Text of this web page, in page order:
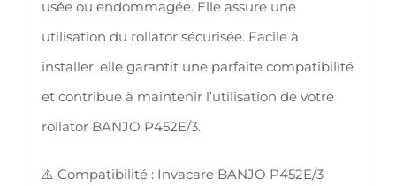
usée ou endommagée. Elle assure une
utilisation du rollator sécurisée. Facile à
installer, elle garantit une parfaite compatibilité
et contribue à maintenir l’utilisation de votre
rollator BANJO P452E/3.
⚠️ Compatibilité : Invacare BANJO P452E/3